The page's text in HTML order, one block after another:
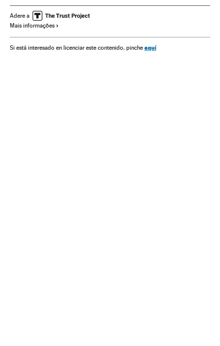
Policía militar Racismo
Adere a
Mais informações
Si está interesado en licenciar este contenido, pinche aquí